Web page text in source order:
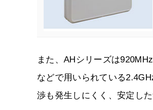
また、AHシリーズは
などで用いられている
渉も発生しにくく、安定し